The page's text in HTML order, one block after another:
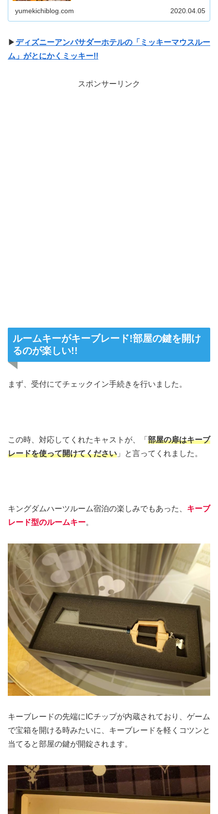
yumekichiblog.com 2020.04.05
▶ ディズニーアンバサダーホテルの「ミッキーマウスルー
ム」がとにかくミッキー!!
スポンサーリンク
ルームキーがキーブレード!部屋の鍵を開け
るのが楽しい!!
まず、受付にてチェックイン手続きを行いました。
この時、対応してくれたキャストが、「 部屋の扉はキーブ
レードを使って開けてください 」と言ってくれました。
キングダムハーツルーム宿泊の楽しみでもあった、 キーブ
レード型のルームキー。
キーブレードの先端にICチップが内蔵されており、ゲーム
で宝箱を開ける時みたいに、キーブレードを軽くコツンと
当てると部屋の鍵が開錠されます。